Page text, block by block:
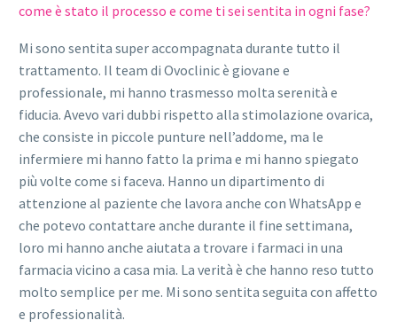
come è stato il processo e come ti sei sentita in ogni fase?
Mi sono sentita super accompagnata durante tutto il
trattamento. Il team di Ovoclinic è giovane e
professionale, mi hanno trasmesso molta serenità e
fiducia. Avevo vari dubbi rispetto alla stimolazione ovarica,
che consiste in piccole punture nell’addome, ma le
infermiere mi hanno fatto la prima e mi hanno spiegato
più volte come si faceva. Hanno un dipartimento di
attenzione al paziente che lavora anche con WhatsApp e
che potevo contattare anche durante il fine settimana,
loro mi hanno anche aiutata a trovare i farmaci in una
farmacia vicino a casa mia. La verità è che hanno reso tutto
molto semplice per me. Mi sono sentita seguita con affetto
e professionalità.